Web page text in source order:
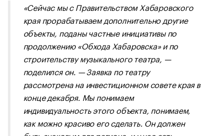
«Сейчас мы с Правительством Хабаровского
края прорабатываем дополнительно другие
объекты, поданы частные инициативы по
продолжению «Обхода Хабаровска» и по
строительству музыкального театра, —
поделился он. — Заявка по театру
рассмотрена на инвестиционном совете края в
конце декабря. Мы понимаем
индивидуальность этого объекта, понимаем,
как можно красиво его сделать. Он должен